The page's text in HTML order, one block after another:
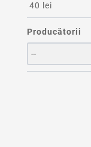
40 lei
Producătorii